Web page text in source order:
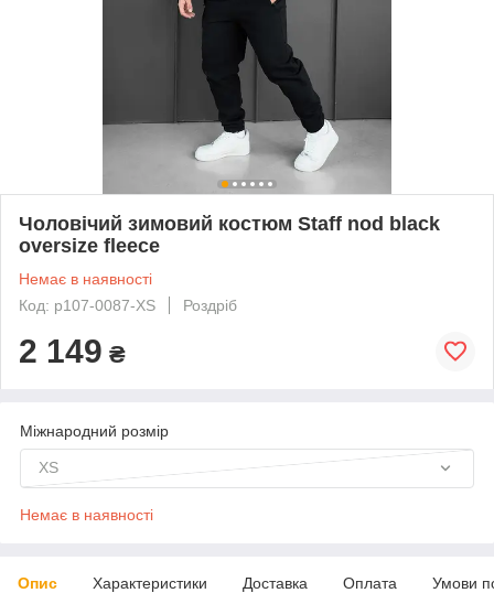
Чоловічий зимовий костюм Staff nod black
oversize fleece
Немає в наявності
Код: p107-0087-XS
Роздріб
2 149 ₴
Міжнародний розмір
XS
Немає в наявності
Опис Характеристики Доставка Оплата Умови